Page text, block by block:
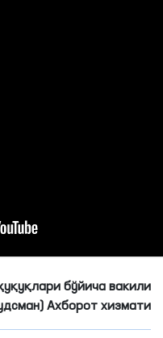
бўйича вакили
Ахборот хизмати